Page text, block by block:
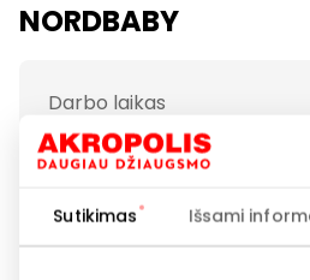
Sutikimas Išsami
NORDBABY
Darbo laikas
I-VII 10:00 – 21:00
+370 690 95030